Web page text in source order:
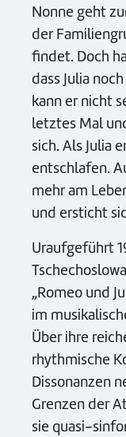
Nonne geht
der
findet. Doch
dass Julia
kann er nicht
letztes Mal
sich. Als Julia
entschlafen.
mehr am
und ersticht
Uraufgeführt
„Romeo und
im
Über ihre
rhythmische
Dissonanzen
Grenzen der
sie quasi-